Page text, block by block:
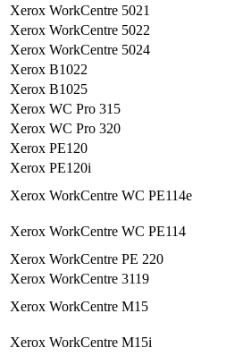
Xerox WorkCentre 5021
Xerox WorkCentre 5022
Xerox WorkCentre 5024
Xerox B1022
Xerox B1025
Xerox WC Pro 315
Xerox WC Pro 320
Xerox PE120
Xerox PE120i
Xerox WorkCentre WC PE114e
Xerox WorkCentre WC PE114
Xerox WorkCentre PE 220
Xerox WorkCentre 3119
Xerox WorkCentre M15
Xerox WorkCentre M15i